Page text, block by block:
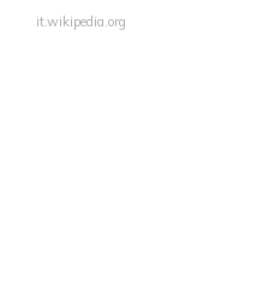
it.wikipedia.org